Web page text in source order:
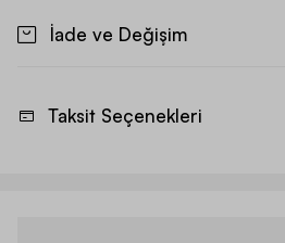
İade ve Değişim
Taksit Seçenekleri